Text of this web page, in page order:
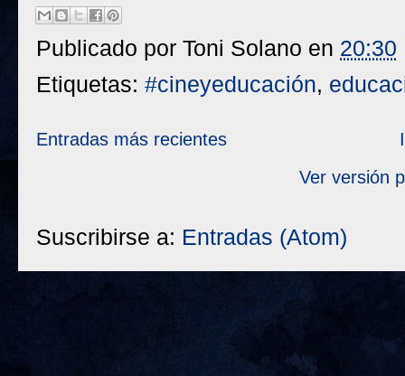
Publicado por Toni Solano en 20:30
Etiquetas: #cineyeducación,
Entradas más recientes
Ver versión
Suscribirse a: Entradas (Atom)